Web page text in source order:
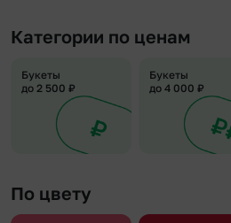
Категории по ценам
Букеты
до 2 500 ₽
Букеты
до 4 000 ₽
По цвету